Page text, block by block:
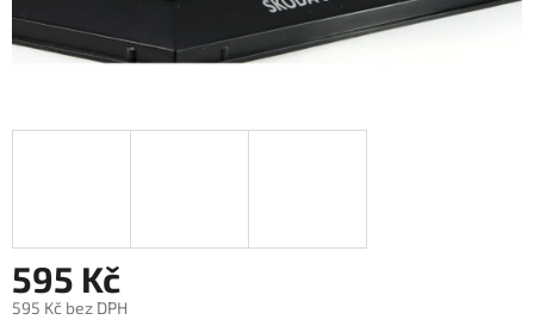
595 Kč
595 Kč bez DPH